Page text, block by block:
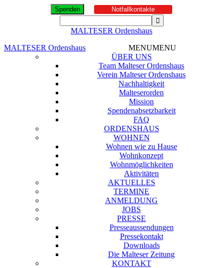
Spenden Notfallkontakte
MALTESER Ordenshaus
MALTESER Ordenshaus
MENUMENU
ÜBER UNS
Team Malteser Ordenshaus
Verein Malteser Ordenshaus
Nachhaltigkeit
Malteserorden
Mission
Spendenabsetzbarkeit
FAQ
ORDENSHAUS
WOHNEN
Wohnen wie zu Hause
Wohnkonzept
Wohnmöglichkeiten
Aktivitäten
AKTUELLES
TERMINE
ANMELDUNG
JOBS
PRESSE
Presseaussendungen
Pressekontakt
Downloads
Die Malteser Zeitung
KONTAKT